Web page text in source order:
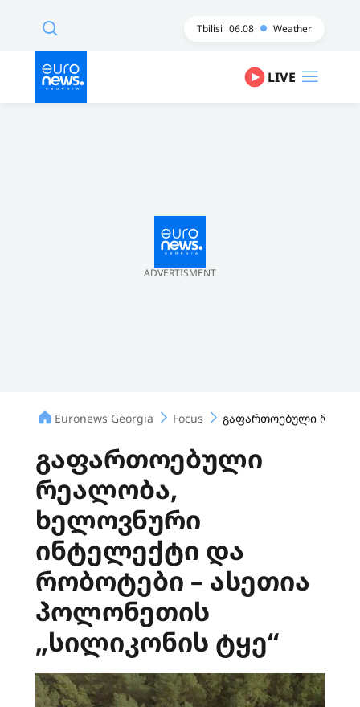
Tbilisi 06.08 Weather
LIVE
ADVERTISMENT
Euronews Georgia Focus გაფართოებული
გაფართოებული
რეალობა,
ხელოვნური
ინტელექტი და
რობოტები – ასეთია
პოლონეთის
„სილიკონის ტყე“